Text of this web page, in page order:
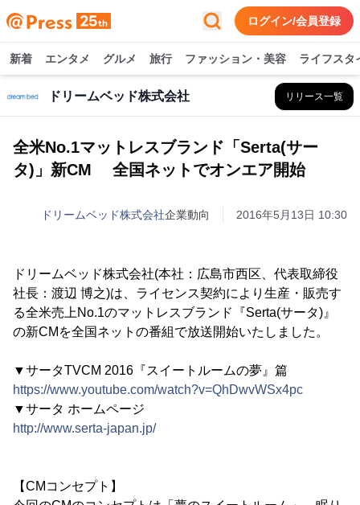
ログイン/会員登録
新着 エンタメ グルメ 旅行 ファッション・美容 ライフスタ
ドリームベッド株式会社 リリース一覧
全米No.1マットレスブランド「Serta(サー
タ)」新CM 全国ネットでオンエア開始
ドリームベッド株式会社企業動向 2016年5月13日 10:30
ドリームベッド株式会社(本社：広島市西区、代表取締役
社長：渡辺 博之)は、ライセンス契約により生産・販売す
る全米売上No.1のマットレスブランド『Serta(サータ)』
の新CMを全国ネットの番組で放送開始いたしました。
▼サータTVCM 2016『スイートルームの夢』篇
https://www.youtube.com/watch?v=QhDwvWSx4pc
▼サータ ホームページ
http://www.serta-japan.jp/
【CMコンセプト】